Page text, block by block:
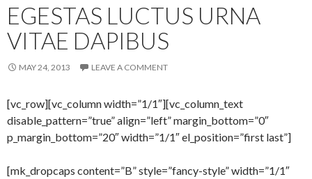
EGESTAS LUCTUS URNA
VITAE DAPIBUS
MAY 24, 2013 LEAVE A COMMENT
[vc_row][vc_column width=”1/1″][vc_column_text
disable_pattern=”true” align=”left” margin_bottom=”0″
p_margin_bottom=”20″ width=”1/1″ el_position=”first last”]
[mk_dropcaps content=”B” style=”fancy-style” width=”1/1″